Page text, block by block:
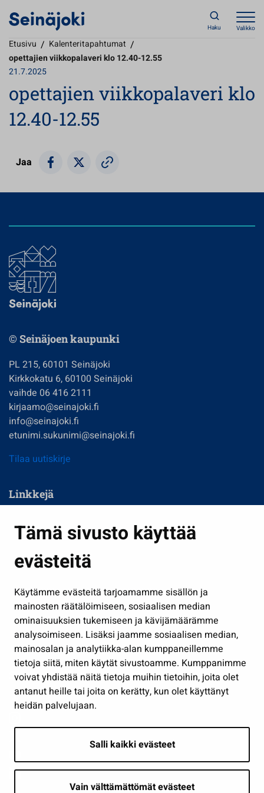
Tämä sivusto käyttää
evästeitä
Käytämme evästeitä tarjoamamme sisällön ja
mainosten räätälöimiseen, sosiaalisen median
ominaisuuksien tukemiseen ja kävijämäärämme
analysoimiseen. Lisäksi jaamme sosiaalisen median,
mainosalan ja analytiikka-alan kumppaneillemme
tietoja siitä, miten käytät sivustoamme. Kumppanimme
voivat yhdistää näitä tietoja muihin tietoihin, joita olet
antanut heille tai joita on kerätty, kun olet käyttänyt
heidän palvelujaan.
Salli kaikki evästeet
Vain välttämättömät evästeet
Haku Valikko
Etusivu / Kalenteritapahtumat /
opettajien viikkopalaveri klo 12.40-12.55
21.7.2025
opettajien viikkopalaveri klo
12.40-12.55
Jaa
© Seinäjoen kaupunki
PL 215, 60101 Seinäjoki
Kirkkokatu 6, 60100 Seinäjoki
vaihde 06 416 2111
kirjaamo@seinajoki.fi
info@seinajoki.fi
etunimi.sukunimi@seinajoki.fi
Tilaa uutiskirje
Linkkejä
Kasvatus ja opetus
Kulttuuri ja liikunta
Työ ja yrittäminen
Osallistu ja asioi
Näytä omat evästeasetukseni
Seuraa meitä